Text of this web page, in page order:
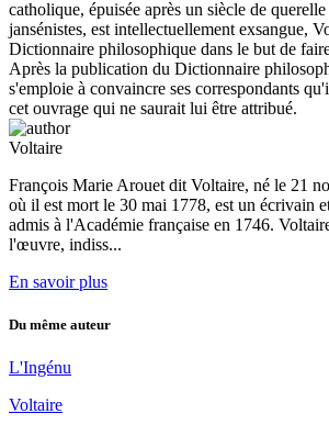
catholique, épuisée après un siècle de
jansénistes, est intellectuellement exsangue,
Dictionnaire philosophique dans le but de
Après la publication du Dictionnaire
s'emploie à convaincre ses correspondants
cet ouvrage qui ne saurait lui être attribué.
Voltaire
François Marie Arouet dit Voltaire, né le 21
où il est mort le 30 mai 1778, est un écrivain
admis à l'Académie française en 1746.
l'œuvre, indiss...
En savoir plus
Du même auteur
L'Ingénu
Voltaire